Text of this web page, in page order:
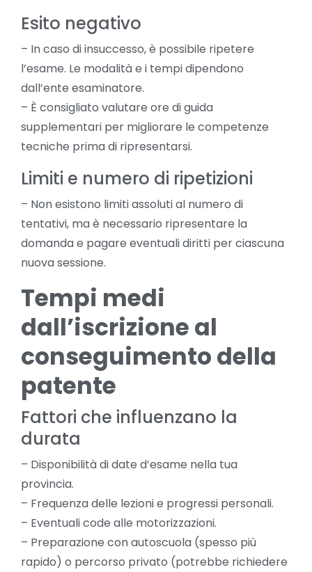
Esito negativo
– In caso di insuccesso, è possibile ripetere
l’esame. Le modalità e i tempi dipendono
dall’ente esaminatore.
– È consigliato valutare ore di guida
supplementari per migliorare le competenze
tecniche prima di ripresentarsi.
Limiti e numero di ripetizioni
– Non esistono limiti assoluti al numero di
tentativi, ma è necessario ripresentare la
domanda e pagare eventuali diritti per ciascuna
nuova sessione.
Tempi medi
dall’iscrizione al
conseguimento della
patente
Fattori che influenzano la
durata
– Disponibilità di date d’esame nella tua
provincia.
– Frequenza delle lezioni e progressi personali.
– Eventuali code alle motorizzazioni.
– Preparazione con autoscuola (spesso più
rapido) o percorso privato (potrebbe richiedere